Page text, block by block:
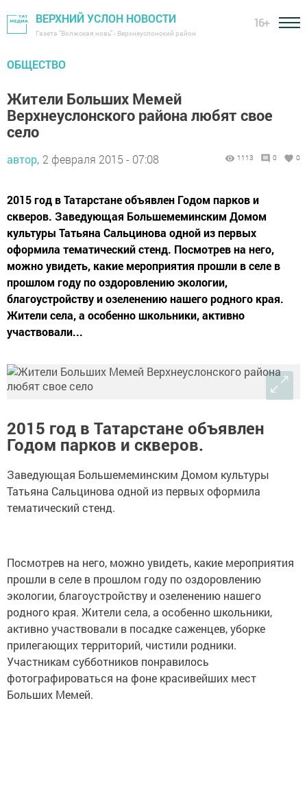
ВЕРХНИЙ УСЛОН НОВОСТИ
Газета "Волжская новь" - Верхнеуслонский район
16+
ОБЩЕСТВО
Жители Больших Мемей
Верхнеуслонского района любят свое
село
автор, 2 февраля 2015 - 07:08 1113 0 0
2015 год в Татарстане объявлен Годом парков и
скверов. Заведующая Большемеминским Домом
культуры Татьяна Сальцинова одной из первых
оформила тематический стенд. Посмотрев на него,
можно увидеть, какие мероприятия прошли в селе в
прошлом году по оздоровлению экологии,
благоустройству и озеленению нашего родного края.
Жители села, а особенно школьники, активно
участвовали...
2015 год в Татарстане объявлен
Годом парков и скверов.
Заведующая Большемеминским Домом культуры
Татьяна Сальцинова одной из первых оформила
тематический стенд.
Посмотрев на него, можно увидеть, какие мероприятия
прошли в селе в прошлом году по оздоровлению
экологии, благоустройству и озеленению нашего
родного края. Жители села, а особенно школьники,
активно участвовали в посадке саженцев, уборке
прилегающих территорий, чистили родники.
Участникам субботников понравилось
фотографироваться на фоне красивейших мест
Больших Мемей.